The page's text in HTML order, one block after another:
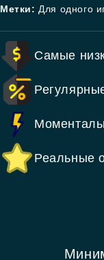
Метки: Для одного
Самые
Реальные